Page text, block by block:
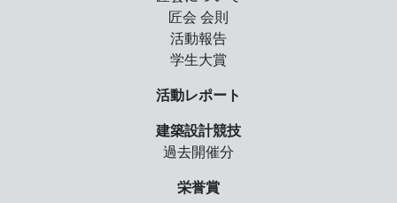
匠会 会則
活動報告
学生大賞
活動レポート
建築設計競技
過去開催分
栄誉賞